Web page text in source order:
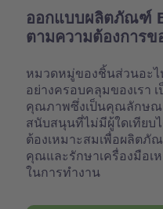
ออกแบบผลิตภัณฑ์
ตามความต้องการ
หมวดหมู่ของชิ้นส่วนอะ
อย่างครอบคลุมของเรา
คุณภาพซึ่งเป็นคุณลักษณะ
สนับสนุนที่ไม่มีผู้ใดเทีย
ต้องเหมาะสมเพื่อผลิตภั
คุณและรักษาเครื่องมือเ
ในการทำงาน